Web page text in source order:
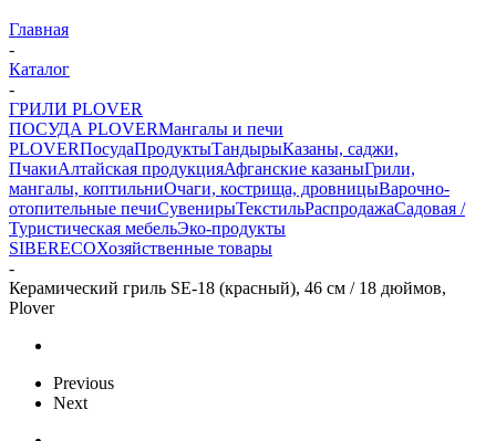
Главная
-
Каталог
-
ГРИЛИ PLOVER
ПОСУДА PLOVERМангалы и печи
PLOVERПосудаПродуктыТандырыКазаны, саджи,
ПчакиАлтайская продукцияАфганские казаныГрили,
мангалы, коптильниОчаги, кострища, дровницыВарочно-
отопительные печиСувенирыТекстильРаспродажаСадовая /
Туристическая мебельЭко-продукты
SIBERECOХозяйственные товары
-
Керамический гриль SE-18 (красный), 46 см / 18 дюймов,
Plover
Previous
Next